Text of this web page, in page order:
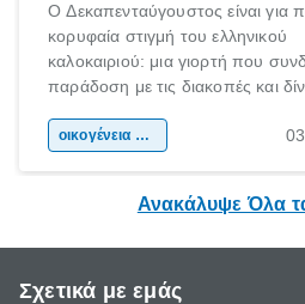
Ο Δεκαπενταύγουστος είναι για
κορυφαία στιγμή του ελληνικού
καλοκαιριού: μια γιορτή που
παράδοση με τις διακοπές και
χώρας. Είτε πρόκειται για λίγες
οικογένεια & παιδί
Ανακάλυψε Όλα
Σχετικά με εμάς